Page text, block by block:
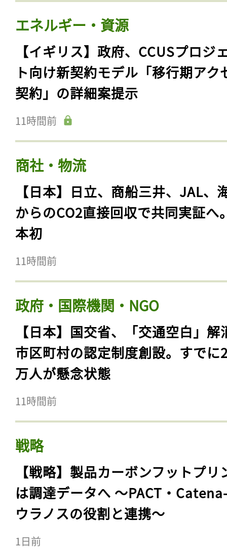
エネルギー・資源
【イギリス】政府、CCUSプロジ
ト向け新契約モデル「移行期アク
契約」の詳細案提示
11時間前
商社・物流
【日本】日立、商船三井、JAL、
からのCO2直接回収で共同実証へ
本初
11時間前
政府・国際機関・NGO
【日本】国交省、「交通空白」解
市区町村の認定制度創設。すでに
万人が懸念状態
11時間前
戦略
【戦略】製品カーボンフットプリ
は調達データへ 〜PACT・
ウラノスの役割と連携〜
1日前